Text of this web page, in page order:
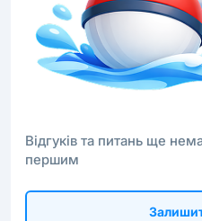
Відгуків та питань ще
першим